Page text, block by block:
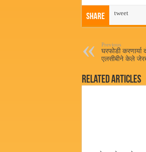
bo
ok r
Share tweet
Previous
घरफोडी
एलसीबीने केले
Related Articles